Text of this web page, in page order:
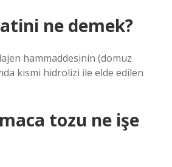
ne demek?
hammaddesinin (domuz
kısmi hidrolizi ile elde edilen
tozu ne işe